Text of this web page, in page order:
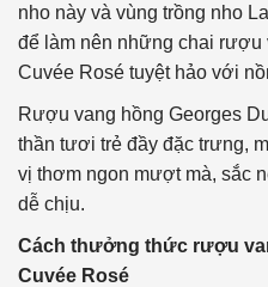
nho này và vùng trồng nho
để làm nên những chai rượu
Cuvée Rosé tuyệt hảo với
Rượu vang hồng Georges
thần tươi trẻ đầy đặc trưng,
vị thơm ngon mượt mà, sắc
dễ chịu.
Cách thưởng thức rượu
Cuvée Rosé